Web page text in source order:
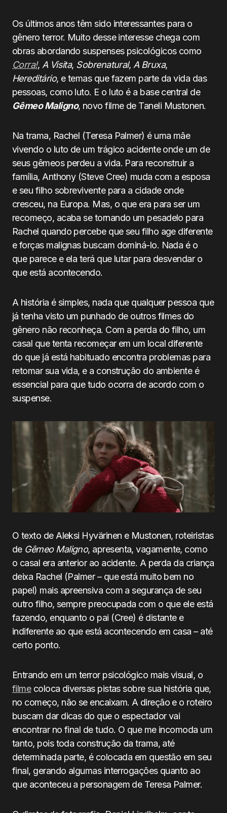
Os últimos anos têm sido interessantes para o
gênero terror. Muito desse interesse chega com
obras abordando suspenses psicológicos como
Corra!, A Visita, Sobrenatural, A Bruxa,
Hereditário, e temas que fazem parte da vida das
pessoas, como luto. E o luto é a base central de
Gêmeo Maligno, novo filme de Taneli Mustonen.
Na trama, Rachel (Teresa Palmer) é uma mãe
vivendo o luto de um trágico acidente onde um de
seus gêmeos perdeu a vida. Para reconstruir a
família, Anthony (Steve Cree) muda com a esposa
e seu filho sobrevivente para a cidade onde
cresceu, na Europa. Mas, o que era para ser um
recomeço, acaba se tornando um pesadelo para
Rachel quando percebe que seu filho age diferente
e forças malignas buscam dominá-lo. Nada é o
que parece e ela terá que lutar para desvendar o
que está acontecendo.
A história é simples, nada que qualquer pessoa que
já tenha visto um punhado de outros filmes do
gênero não reconheça. Com a perda do filho, um
casal que tenta recomeçar em um local diferente
do que já está habituado encontra problemas para
retomar sua vida, e a construção do ambiente é
essencial para que tudo ocorra de acordo com o
suspense.
O texto de Aleksi Hyvärinen e Mustonen, roteiristas
de Gêmeo Maligno, apresenta, vagamente, como
o casal era anterior ao acidente. A perda da criança
deixa Rachel (Palmer – que está muito bem no
papel) mais apreensiva com a segurança de seu
outro filho, sempre preocupada com o que ele está
fazendo, enquanto o pai (Cree) é distante e
indiferente ao que está acontecendo em casa – até
certo ponto.
Entrando em um terror psicológico mais visual, o
filmecoloca diversas pistas sobre sua história que,
no começo, não se encaixam. A direção e o roteiro
buscam dar dicas do que o espectador vai
encontrar no final de tudo. O que me incomoda um
tanto, pois toda construção da trama, até
determinada parte, é colocada em questão em seu
final, gerando algumas interrogações quanto ao
que aconteceu a personagem de Teresa Palmer.